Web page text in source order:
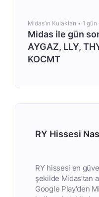
Midas’ın Kulakları • 1
Midas ile gün
AYGAZ, LLY,
KOCMT
RY Hissesi
RY hissesi en
şekilde Midas’tan
Google Play'den